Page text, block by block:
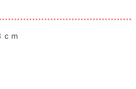
ｍ